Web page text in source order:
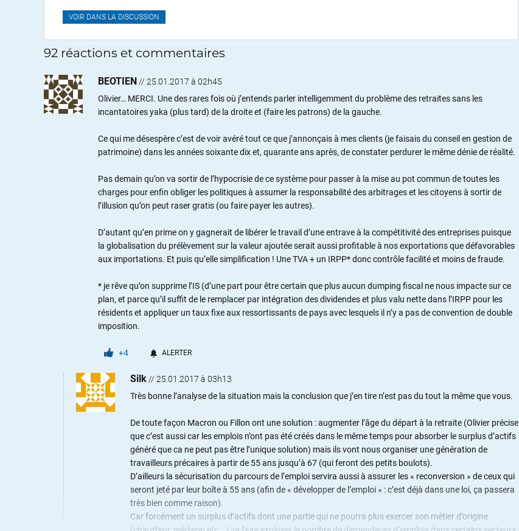
VOIR DANS LA DISCUSSION
92 réactions et commentaires
BEOTIEN // 25.01.2017 à 02h45
Olivier… MERCI. Une des rares fois où j’entends parler intelligemment du problème des retraites sans les
incantatoires yaka (plus tard) de la droite et (faire les patrons) de la gauche.
Ce qui me désespère c’est de voir avéré tout ce que j’annonçais à mes clients (je faisais du conseil en gestion de
patrimoine) dans les années soixante dix et, quarante ans après, de constater perdurer le même dénie de réalité.
Pas demain qu’on va sortir de l’hypocrisie de ce système pour passer à la mise au pot commun de toutes les
charges pour enfin obliger les politiques à assumer la responsabilité des arbitrages et les citoyens à sortir de
l’illusion qu’on peut raser gratis (ou faire payer les autres).
D’autant qu’en prime on y gagnerait de libérer le travail d’une entrave à la compétitivité des entreprises puisque
la globalisation du prélèvement sur la valeur ajoutée serait aussi profitable à nos exportations que défavorables
aux importations. Et puis qu’elle simplification ! Une TVA + un IRPP* donc contrôle facilité et moins de fraude.
* je rêve qu’on supprime l’IS (d’une part pour être certain que plus aucun dumping fiscal ne nous impacte sur ce
plan, et parce qu’il suffit de le remplacer par intégration des dividendes et plus valu nette dans l’IRPP pour les
résidents et appliquer un taux fixe aux ressortissants de pays avec lesquels il n’y a pas de convention de double
imposition.
+4 ALERTER
Silk // 25.01.2017 à 03h13
Très bonne l’analyse de la situation mais la conclusion que j’en tire n’est pas du tout la même que vous.
De toute façon Macron ou Fillon ont une solution : augmenter l’âge du départ à la retraite (Olivier précise
que c’est aussi car les emplois n’ont pas été créés dans le même temps pour absorber le surplus d’actifs
généré que ca ne peut pas être l’unique solution) mais ils vont nous organiser une génération de
travailleurs précaires à partir de 55 ans jusqu’à 67 (qui feront des petits boulots).
D’ailleurs la sécurisation du parcours de l’emploi servira aussi à assurer les « reconversion » de ceux qui
seront jeté par leur boîte à 55 ans (afin de « développer de l’emploi » : c’est déjà dans une loi, ça passera
très bien comme raison).
Car forcément un surplus d’actifs dont une partie qui ne pourra plus exercer son métier d’origine